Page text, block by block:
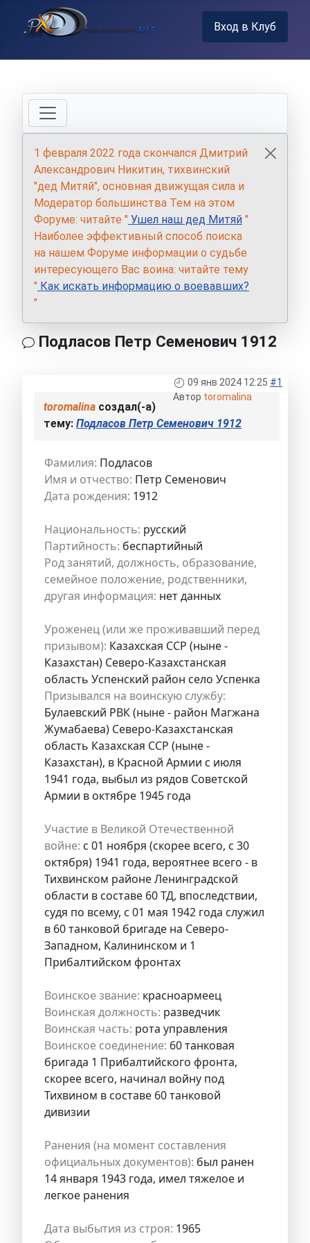
Вход в Клуб
1 февраля 2022 года скончался Дмитрий
Александрович Никитин, тихвинский
"дед Митяй", основная движущая сила и
Модератор большинства Тем на этом
Форуме: читайте " Ушел наш дед Митяй "
Наиболее эффективный способ поиска
на нашем Форуме информации о судьбе
интересующего Вас воина: читайте тему
" Как искать информацию о воевавших?
"
Подласов Петр Семенович 1912
09 янв 2024 12:25 #1
Автор toromalina
toromalina создал(-а)
тему: Подласов Петр Семенович 1912
Фамилия: Подласов
Имя и отчество: Петр Семенович
Дата рождения: 1912
Национальность: русский
Партийность: беспартийный
Род занятий, должность, образование,
семейное положение, родственники,
другая информация: нет данных
Уроженец (или же проживавший перед
призывом): Казахская ССР (ныне -
Казахстан) Северо-Казахстанская
область Успенский район село Успенка
Призывался на воинскую службу:
Булаевский РВК (ныне - район Магжана
Жумабаева) Северо-Казахстанская
область Казахская ССР (ныне -
Казахстан), в Красной Армии с июля
1941 года, выбыл из рядов Советской
Армии в октябре 1945 года
Участие в Великой Отечественной
войне: с 01 ноября (скорее всего, с 30
октября) 1941 года, вероятнее всего - в
Тихвинском районе Ленинградской
области в составе 60 ТД, впоследствии,
судя по всему, с 01 мая 1942 года служил
в 60 танковой бригаде на Северо-
Западном, Калининском и 1
Прибалтийском фронтах
Воинское звание: красноармеец
Воинская должность: разведчик
Воинская часть: рота управления
Воинское соединение: 60 танковая
бригада 1 Прибалтийского фронта,
скорее всего, начинал войну под
Тихвином в составе 60 танковой
дивизии
Ранения (на момент составления
официальных документов): был ранен
14 января 1943 года, имел тяжелое и
легкое ранения
Дата выбытия из строя: 1965